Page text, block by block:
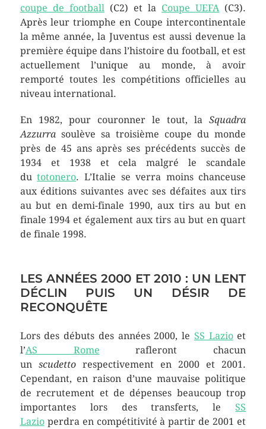
coupe de football (C2) et la Coupe UEFA (C3).
Après leur triomphe en Coupe intercontinentale
la même année, la Juventus est aussi devenue la
première équipe dans l’histoire du football, et est
actuellement l’unique au monde, à avoir
remporté toutes les compétitions officielles au
niveau international.
En 1982, pour couronner le tout, laSquadra
Azzurrasoulève sa troisième coupe du monde
près de 45 ans après ses précédents succès de
1934 et 1938 et cela malgré le scandale
dutotonero. L’Italie se verra moins chanceuse
aux éditions suivantes avec ses défaites aux tirs
au but en demi-finale 1990, aux tirs au but en
finale 1994 et également aux tirs au but en quart
de finale 1998.
LES ANNÉES 2000 ET 2010 : UN LENT
DÉCLIN PUIS UN DÉSIR DE
RECONQUÊTE
Lors des débuts des années 2000, le SS Lazioet
l’AS Rome rafleront chacun
un scudettorespectivement en 2000 et 2001.
Cependant, en raison d’une mauvaise politique
de recrutement et de dépenses beaucoup trop
importantes lors des transferts, leSS
Lazioperdra en compétitivité à partir de 2001 et